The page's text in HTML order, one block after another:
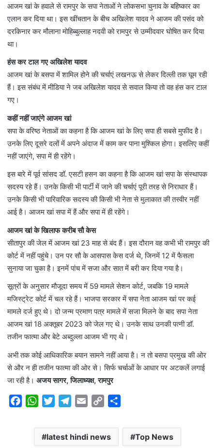
आजम खां के हवाले से रामपुर के सपा नेताओं ने लोकसभा चुनाव के बहिष्कार का
एलान कर दिया था। इस खींचतान के बीच अखिलेश यादव ने आजम की पसंद को
दरकिनार कर मौलाना मोहिब्बुल्लाह नदवी को रामपुर से उम्मीदवार घोषित कर दिया
था।
हंस कर टाल गए अखिलेश यादव
आजम खां के बसपा में शामिल होने की चर्चाएं लखनऊ से लेकर दिल्ली तक घूम रही
हैं। इस संबंध में मीडिया ने जब अखिलेश यादव से सवाल किया तो वह हंस कर टाल
गए।
कहीं नहीं जाएंगे आजम खां
सपा के वरिष्ठ नेताओं का कहना है कि आजम खां के लिए सपा ही सबसे मुफीद है।
उनके लिए दूसरे दलों में अपने अंदाज में काम कर पाना मुश्किल होगा। इसलिए कहीं
नहीं जाएंगे, सपा में ही रहेंगे।
इस बारे में पूर्व सांसद डॉ. एसटी हसन का कहना है कि आजम खां सपा के संस्थापक
सदस्य रहे हैं। उनके किसी भी पार्टी में जाने की चर्चाएं पूरी तरह से निराधार हैं।
उनके किसी भी पारिवारिक सदस्य की किसी भी नेता से मुलाकात की तस्वीर नहीं
आई है। आजम खां सपा में हैं और सपा में ही रहेंगे।
आजम खां के खिलाफ करीब सौ केस
सीतापुर की जेल में आजम खां 23 माह से बंद हैं। इस दौरान वह कभी भी रामपुर की
कोर्ट में नहीं पहुंचे। उन पर सौ के आसपास केस दर्ज थे, जिनमें 12 में फैसला
सुनाया जा चुका है। इनमें पांच में सजा और सात में बरी कर दिया गया है।
सूत्रों के अनुसार मौजूदा समय में 59 मामले सेशन कोर्ट, जबकि 19 मामले
मजिस्ट्रेट कोर्ट में चल रहे हैं। भाजपा सरकार में सपा नेता आजम खां पर कई
मामले दर्ज हुए थे। दो जन्म प्रमाण पत्र मामले में सजा मिलने के बाद सपा नेता
आजम खां 18 अक्तूबर 2023 को जेल गए थे। उनके साथ उनकी पत्नी डॉ.
तजीन फात्मा और बेटे अब्दुल्ला आजम भी गए थे।
अभी तक कोई आधिकारिक बयान सामने नहीं आया है। न तो बसपा प्रमुख की ओर
से और न ही तजीन फात्मा की ओर से। सिर्फ चर्चाओं के आधार पर अटकलें लगाई
जा रही है। अजय सागर, जिलाध्यक्ष, रामपुर
W
a
i
t
l
e
a
i
p
y
a
latest hindi news Top News